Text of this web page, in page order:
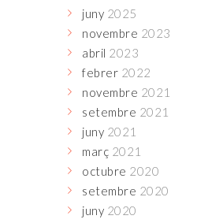
juny 2025
novembre 2023
abril 2023
febrer 2022
novembre 2021
setembre 2021
juny 2021
març 2021
octubre 2020
setembre 2020
juny 2020